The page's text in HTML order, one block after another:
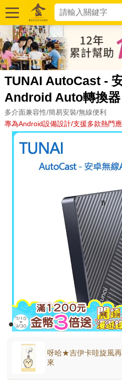
TUNAI AutoCast -
Android Auto轉換器
多介面兼容性/簡易安裝/無線便利
專為Android設備設計/支援多款熱門
呀哈★吉伊卡哇旋風
來